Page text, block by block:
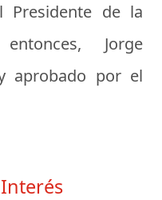
de la
Jorge
aprobado por el